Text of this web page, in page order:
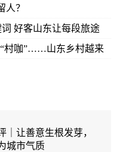
人？
好客山东让每段旅途
村咖”……山东乡村越来
｜让善意生根发芽，
城市气质